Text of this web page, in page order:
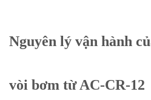
Nguyên lý vận hành
vòi bơm từ AC-CR-12